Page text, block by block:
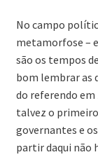
No campo
metamorfose –
são os tempos
bom lembrar as
do referendo em
talvez o
governantes e
partir daqui não